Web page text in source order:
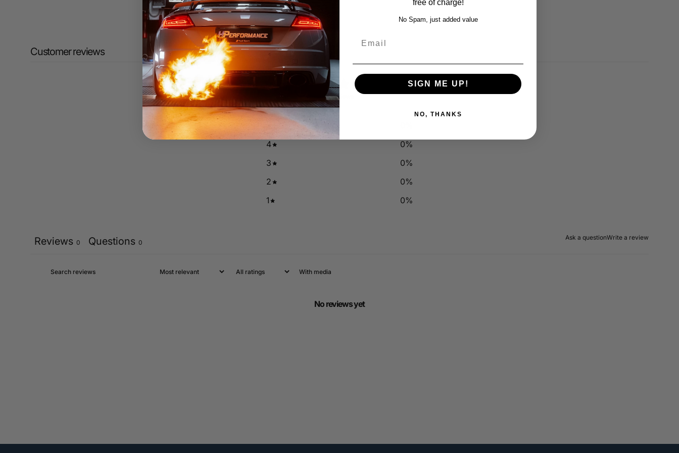
Customer reviews
0 0 reviews
5
4
0%
3
0%
2
0%
1
0%
Ask a questionWrite a review
Reviews 0 Questions 0
With media
No reviews yet
free of charge!
No Spam, just added value
SIGN ME UP!
NO, THANKS